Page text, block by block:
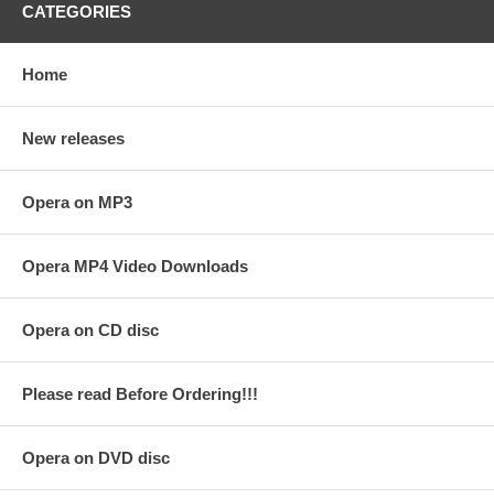
CATEGORIES
Home
New releases
Opera on MP3
Opera MP4 Video Downloads
Opera on CD disc
Please read Before Ordering!!!
Opera on DVD disc